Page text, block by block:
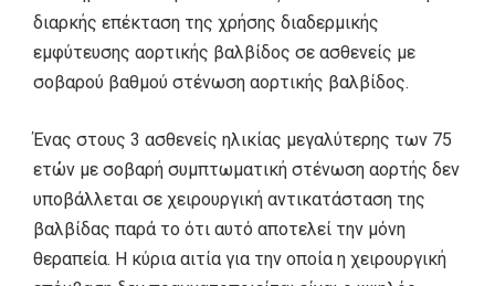
διαρκής επέκταση της χρήσης διαδερμικής
εμφύτευσης αορτικής βαλβίδος σε ασθενείς με
σοβαρού βαθμού στένωση αορτικής βαλβίδος.
Ένας στους 3 ασθενείς ηλικίας μεγαλύτερης των 75
ετών με σοβαρή συμπτωματική στένωση αορτής δεν
υποβάλλεται σε χειρουργική αντικατάσταση της
βαλβίδας παρά το ότι αυτό αποτελεί την μόνη
θεραπεία. Η κύρια αιτία για την οποία η χειρουργική